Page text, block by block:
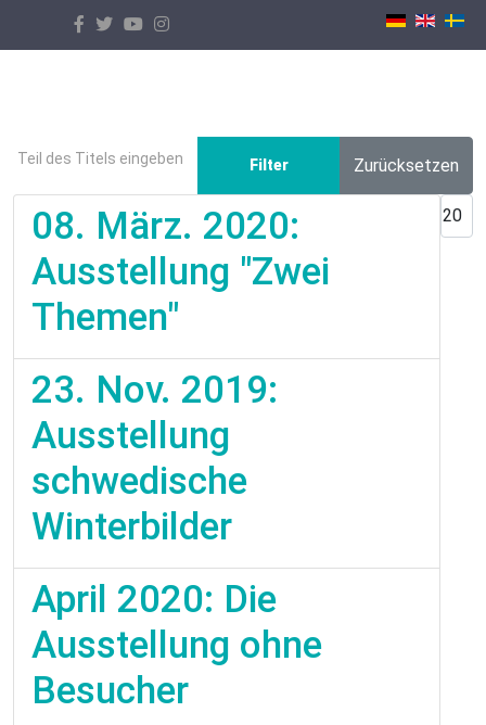
Select your language
Teil des Titels eingeben
Filter
Zurücksetzen
08. März. 2020:
Ausstellung "Zwei
Themen"
23. Nov. 2019:
Ausstellung
schwedische
Winterbilder
April 2020: Die
Ausstellung ohne
Besucher